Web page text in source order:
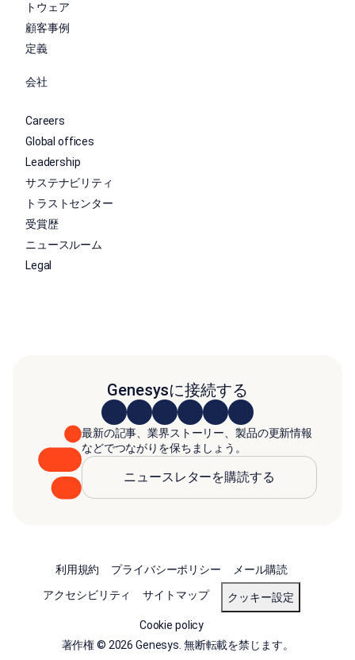
トウェア
顧客事例
定義
会社
Careers
Global offices
Leadership
サステナビリティ
トラストセンター
受賞歴
ニュースルーム
Legal
Genesysに接続する
最新の記事、業界ストーリー、製品の更新情報
などでつながりを保ちましょう。
ニュースレターを購読する
利用規約 プライバシーポリシー
メール購読
アクセシビリティ
サイトマップ クッキー設定
Cookie policy
著作権 © 2026 Genesys. 無断転載を禁じます。